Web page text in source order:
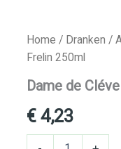
Home / Dranken /
Frelin 250ml
Dame de
€4,23
Dame
de
Rosé
Jacques
Frelin
250ml
aantal